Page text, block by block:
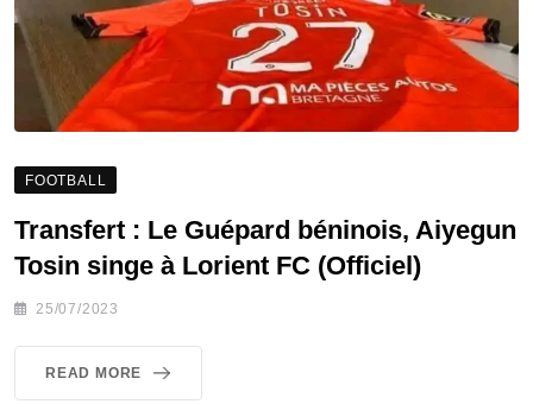
FOOTBALL
Transfert : Le Guépard béninois, Aiyegun
Tosin singe à Lorient FC (Officiel)
25/07/2023
READ MORE